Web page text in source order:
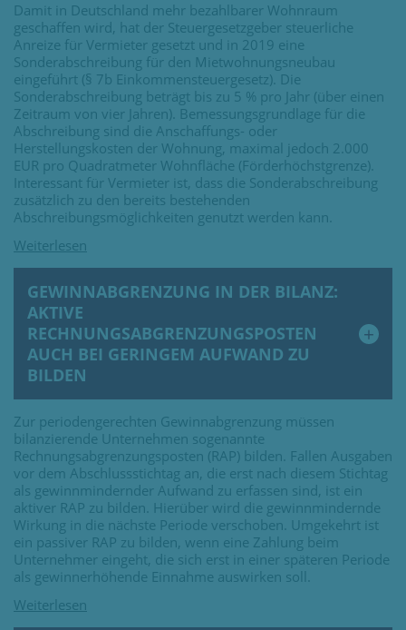
Damit in Deutschland mehr bezahlbarer Wohnraum
geschaffen wird, hat der Steuergesetzgeber steuerliche
Anreize für Vermieter gesetzt und in 2019 eine
Sonderabschreibung für den Mietwohnungsneubau
eingeführt (§ 7b Einkommensteuergesetz). Die
Sonderabschreibung beträgt bis zu 5 % pro Jahr (über einen
Zeitraum von vier Jahren). Bemessungsgrundlage für die
Abschreibung sind die Anschaffungs- oder
Herstellungskosten der Wohnung, maximal jedoch 2.000
EUR pro Quadratmeter Wohnfläche (Förderhöchstgrenze).
Interessant für Vermieter ist, dass die Sonderabschreibung
zusätzlich zu den bereits bestehenden
Abschreibungsmöglichkeiten genutzt werden kann.
GEWINNABGRENZUNG IN DER BILANZ:
AKTIVE
RECHNUNGSABGRENZUNGSPOSTEN
AUCH BEI GERINGEM AUFWAND ZU
BILDEN
Zur periodengerechten Gewinnabgrenzung müssen
bilanzierende Unternehmen sogenannte
Rechnungsabgrenzungsposten (RAP) bilden. Fallen Ausgaben
vor dem Abschlussstichtag an, die erst nach diesem Stichtag
als gewinnmindernder Aufwand zu erfassen sind, ist ein
aktiver RAP zu bilden. Hierüber wird die gewinnmindernde
Wirkung in die nächste Periode verschoben. Umgekehrt ist
ein passiver RAP zu bilden, wenn eine Zahlung beim
Unternehmer eingeht, die sich erst in einer späteren Periode
als gewinnerhöhende Einnahme auswirken soll.